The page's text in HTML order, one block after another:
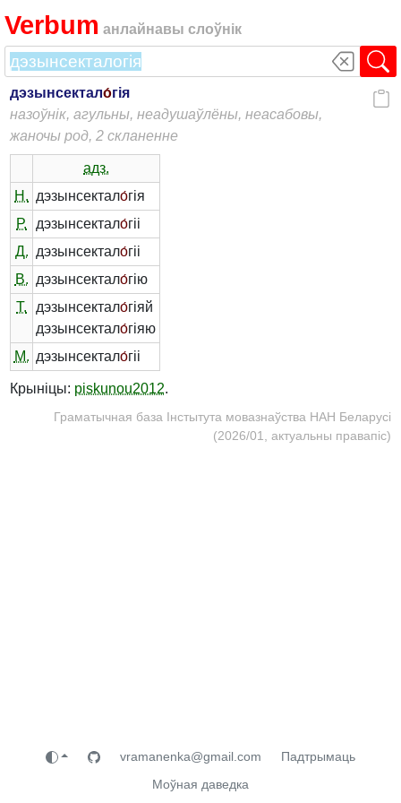
Verbum анлайнавы слоўнік
дэзынсектало́гія
назоўнік, агульны, неадушаўлёны, неасабовы,
жаночы род, 2 скланенне
адз.
Н. дэзынсектало́гія
Р.
дэзынсектало́гіі
Д. дэзынсектало́гіі
В. дэзынсектало́гію
Т.
дэзынсектало́гіяй
дэзынсектало́гіяю
М. дэзынсектало́гіі
Крыніцы: piskunou2012.
Граматычная база Інстытута мовазнаўства НАН Беларусі
(2026/01, актуальны правапіс)
vramanenka@gmail.com
Падтрымаць
Моўная даведка